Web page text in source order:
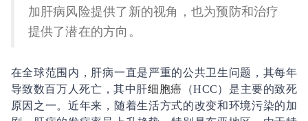
加肝病风险提供了新的视角，也为预防和治疗
提供了潜在的方向。
在全球范围内，肝病一直是严重的公共卫生问题，其每年
导致数百万人死亡，其中肝细胞癌 （HCC）是主要的致死
原因之一。近年来，随着生活方式的改变和环境污染的加